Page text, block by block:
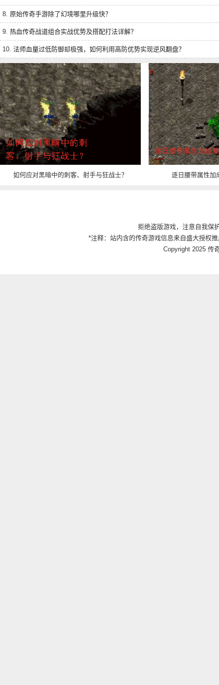
8. 原始传奇手游除了幻境哪里升级快？
9. 热血传奇战道组合实战优势及搭配打法详解？
10. 法师血量过低防御却极强，如何利用高防优势实现逆风翻盘？
如何应对黑暗中的刺客、射手与狂战士？ 逐日腰带属性加
拒绝盗版游戏，注意自我保
*注释：站内含的传奇游戏信息来自盛大授权
Copyright 2025 传